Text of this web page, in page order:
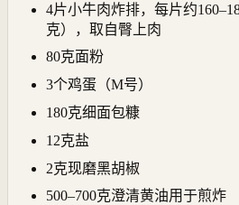
4片小牛肉炸排，每片约
克），取自臀上肉
80克面粉
3个鸡蛋（M号）
180克细面包糠
12克盐
2克现磨黑胡椒
500–700克澄清黄油用于煎炸